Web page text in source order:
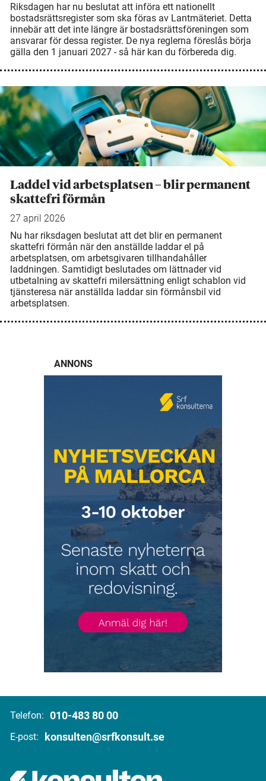
Riksdagen har nu beslutat att införa ett nationellt
bostadsrättsregister som ska föras av Lantmäteriet. Detta
innebär att det inte längre är bostadsrättsföreningen som
ansvarar för dessa register. De nya reglerna föreslås börja
gälla den 1 januari 2027 - så här kan du förbereda dig.
Laddel vid arbetsplatsen – blir permanent
skattefri förmån
27 april 2026
Nu har riksdagen beslutat att det blir en permanent
skattefri förmån när den anställde laddar el på
arbetsplatsen, om arbetsgivaren tillhandahåller
laddningen. Samtidigt beslutades om lättnader vid
utbetalning av skattefri milersättning enligt schablon vid
tjänsteresa när anställda laddar sin förmånsbil vid
arbetsplatsen.
ANNONS
Telefon: 010-483 80 00
E-post: konsulten@srfkonsult.se